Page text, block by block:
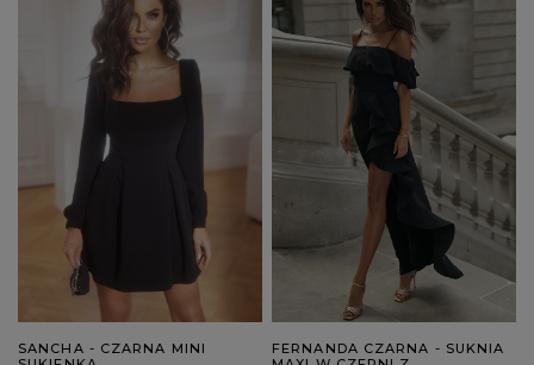
SANCHA - CZARNA MINI
FERNANDA CZARNA - SUKNIA